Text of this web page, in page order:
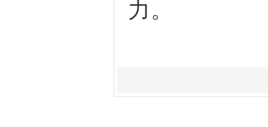
力。